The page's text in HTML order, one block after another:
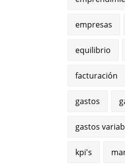
empresas
equilibrio
facturación
gastos
gastos
kpi's